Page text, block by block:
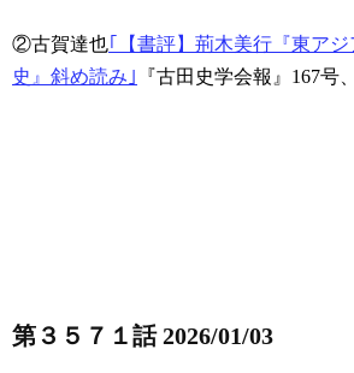
②古賀達也｢【書評】荊木美行『東ア
史』斜め読み｣
『古田史学会報』167号
第３５７１話 2026/01/03